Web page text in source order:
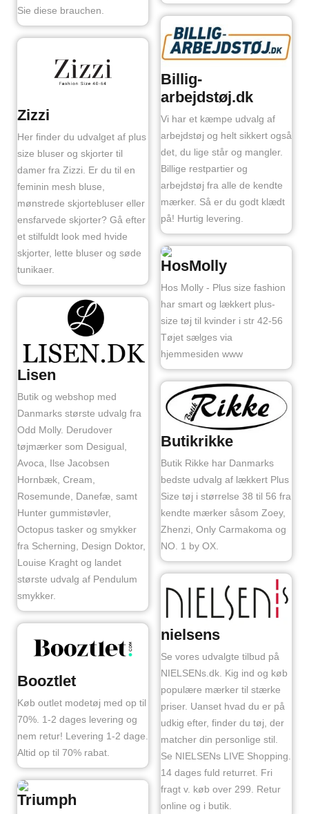
Sie diese brauchen.
Zizzi
Her finder du udvalget af plus
size bluser og skjorter til
damer fra Zizzi. Er du til en
feminin mesh bluse,
mønstrede skjortebluser eller
ensfarvede skjorter? Gå efter
et stilfuldt look med hvide
skjorter, lette bluser og søde
tunikaer.
Lisen
Butik og webshop med
Danmarks største udvalg fra
Odd Molly. Derudover
tøjmærker som Desigual,
Avoca, Ilse Jacobsen
Hornbæk, Cream,
Rosemunde, Danefæ, samt
Hunter gummistøvler,
Octopus tasker og smykker
fra Scherning, Design Doktor,
Louise Kraght og landet
største udvalg af Pendulum
smykker.
Booztlet
Køb outlet modetøj med op til
70%. 1-2 dages levering og
nem retur! Levering 1-2 dage.
Altid op til 70% rabat.
Triumph
Billig-
arbejdstøj.dk
Vi har et kæmpe udvalg af
arbejdstøj og helt sikkert også
det, du lige står og mangler.
Billige restpartier og
arbejdstøj fra alle de kendte
mærker. Så er du godt klædt
på! Hurtig levering.
HosMolly
Hos Molly - Plus size fashion
har smart og lækkert plus-
size tøj til kvinder i str 42-56
Tøjet sælges via
hjemmesiden www
Butikrikke
Butik Rikke har Danmarks
bedste udvalg af lækkert Plus
Size tøj i størrelse 38 til 56 fra
kendte mærker såsom Zoey,
Zhenzi, Only Carmakoma og
NO. 1 by OX.
nielsens
Se vores udvalgte tilbud på
NIELSENs.dk. Kig ind og køb
populære mærker til stærke
priser. Uanset hvad du er på
udkig efter, finder du tøj, der
matcher din personlige stil.
Se NIELSENs LIVE Shopping.
14 dages fuld returret. Fri
fragt v. køb over 299. Retur
online og i butik.